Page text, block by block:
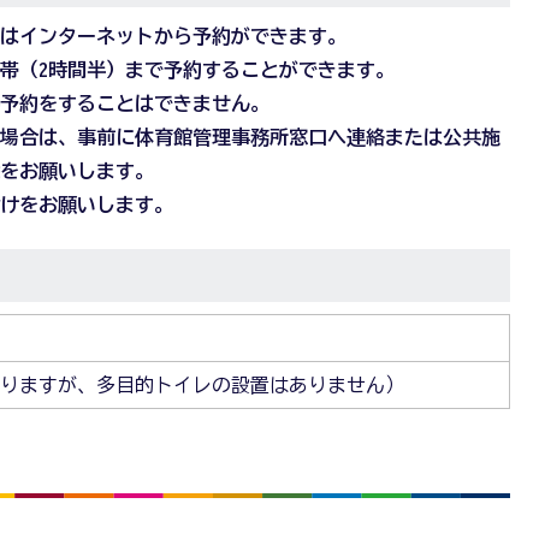
インターネットから予約ができます。
（2時間半）まで予約することができます。
約をすることはできません。
合は、事前に体育館管理事務所窓口へ連絡または公共施
お願いします。
をお願いします。
ますが、多目的トイレの設置はありません）